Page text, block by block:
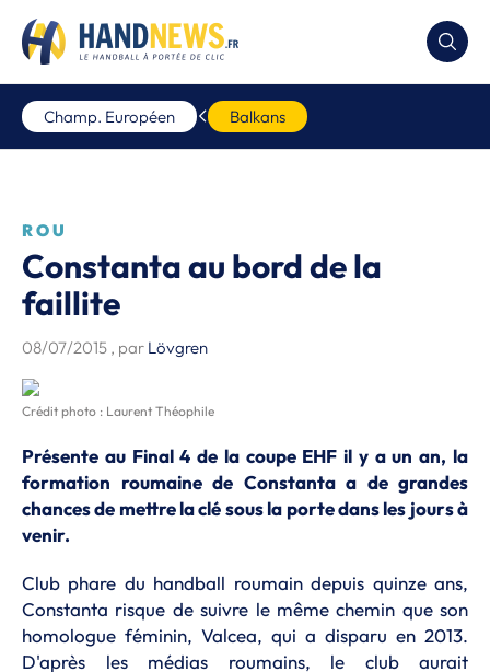
Champ. Européen Balkans
ROU
Constanta au bord de la
faillite
08/07/2015 , par Lövgren
Crédit photo : Laurent Théophile
Présente au Final 4 de la coupe EHF il y a un an, la
formation roumaine de Constanta a de grandes
chances de mettre la clé sous la porte dans les jours à
venir.
Club phare du handball roumain depuis quinze ans,
Constanta risque de suivre le même chemin que son
homologue féminin, Valcea, qui a disparu en 2013.
D'après les médias roumains, le club aurait